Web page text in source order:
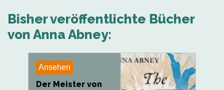
Bisher veröffentlichte Bücher
von Anna Abney:
Ansehen
Der Meister von